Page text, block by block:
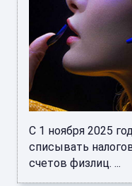
С 1 ноября 2025
списывать
счетов физлиц. ...